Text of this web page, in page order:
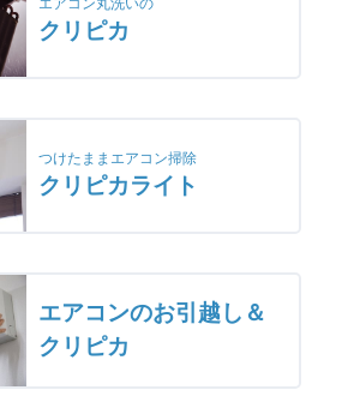
エアコン丸洗いの
クリピカ
つけたままエアコン掃除
クリピカライト
エアコンのお引越し＆
クリピカ